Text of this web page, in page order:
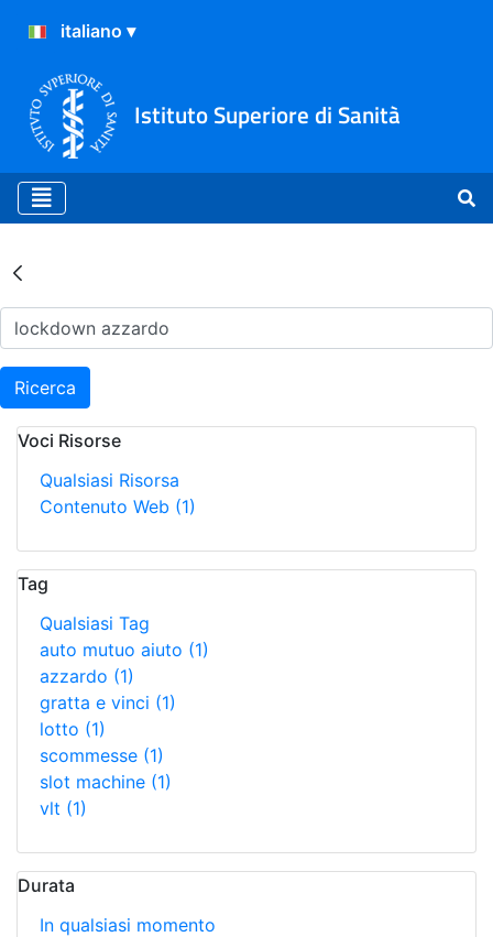
Istituto Superiore di Sanità
Risultati della Ricerca -
Ricerca
Voci Risorse
Qualsiasi Risorsa
Contenuto Web (1)
Tag
Qualsiasi Tag
auto mutuo aiuto (1)
azzardo (1)
gratta e vinci (1)
lotto (1)
scommesse (1)
slot machine (1)
vlt (1)
Durata
In qualsiasi momento